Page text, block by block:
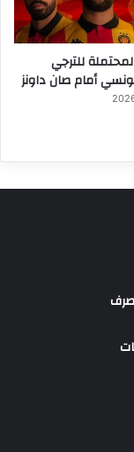
للترجي
أمام صان داونز